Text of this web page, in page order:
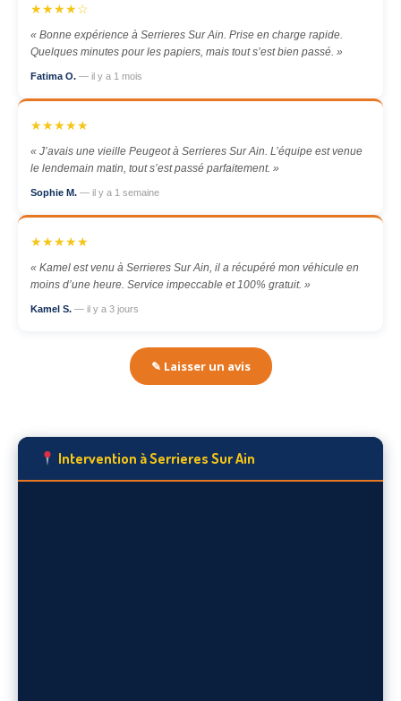
★★★★☆
« Bonne expérience à Serrieres Sur Ain. Prise en charge rapide.
Quelques minutes pour les papiers, mais tout s’est bien passé. »
Fatima O. — il y a 1 mois
★★★★★
« J’avais une vieille Peugeot à Serrieres Sur Ain. L’équipe est venue
le lendemain matin, tout s’est passé parfaitement. »
Sophie M. — il y a 1 semaine
★★★★★
« Kamel est venu à Serrieres Sur Ain, il a récupéré mon véhicule en
moins d’une heure. Service impeccable et 100% gratuit. »
Kamel S. — il y a 3 jours
✎ Laisser un avis
Intervention à Serrieres Sur Ain